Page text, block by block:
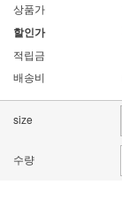
상품가
할인가
적립금
배송비
size
수량